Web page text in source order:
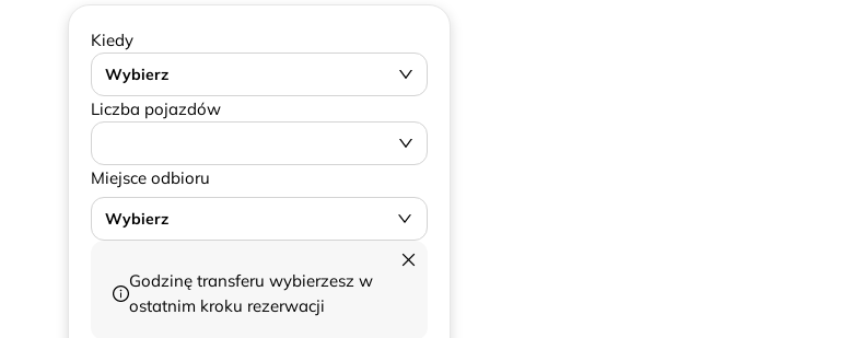
Kiedy
Wybierz
Liczba pojazdów
Miejsce odbioru
Wybierz
Godzinę transferu wybierzesz w
ostatnim kroku rezerwacji